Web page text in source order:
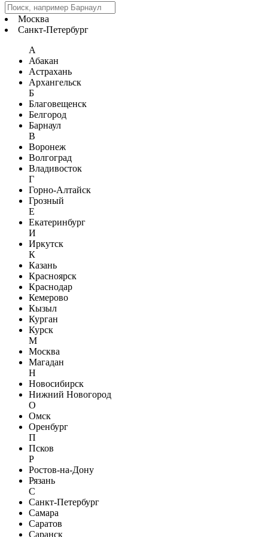
Москва
Санкт-Петербург
А
Абакан
Астрахань
Архангельск
Б
Благовещенск
Белгород
Барнаул
В
Воронеж
Волгоград
Владивосток
Г
Горно-Алтайск
Грозный
Е
Екатеринбург
И
Иркутск
К
Казань
Красноярск
Краснодар
Кемерово
Кызыл
Курган
Курск
М
Москва
Магадан
Н
Новосибирск
Нижний Новогород
О
Омск
Оренбург
П
Псков
Р
Ростов-на-Дону
Рязань
С
Санкт-Петербург
Самара
Саратов
Саранск